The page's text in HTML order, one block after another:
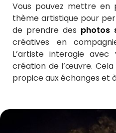
Vous pouvez mettre
thème artistique pour
de prendre des photos
créatives en
L’artiste interagie
création de l’œuvre.
propice aux échanges et